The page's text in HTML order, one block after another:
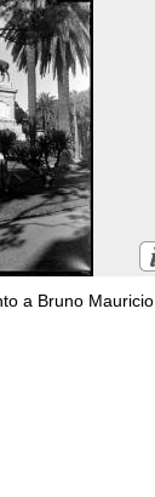
a Bruno Mauricio